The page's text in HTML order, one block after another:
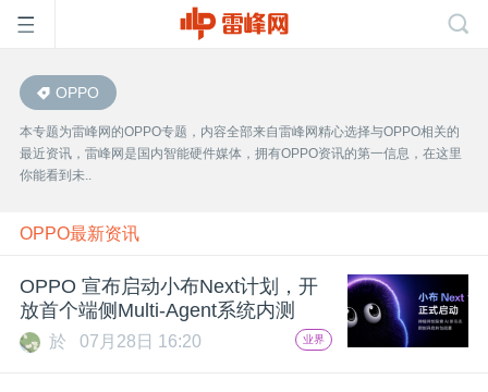
首
页
雷
峰
OPPO
本专题为雷峰网的OPPO专题，内容全部来自雷峰网精心选择与OPPO相关的
最近资讯，雷峰网是国内智能硬件媒体，拥有OPPO资讯的第一信息，在这里
你能看到未..
OPPO最新资讯
OPPO 宣布启动小布Next计划，开
放首个端侧Multi-Agent系统内测
於 07月28日 16:20 业界